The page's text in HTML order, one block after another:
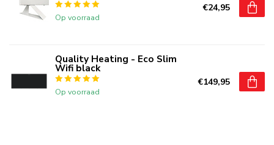
Op voorraad
€24,95
Quality Heating - Eco Slim
Wifi black
Op voorraad
€149,95